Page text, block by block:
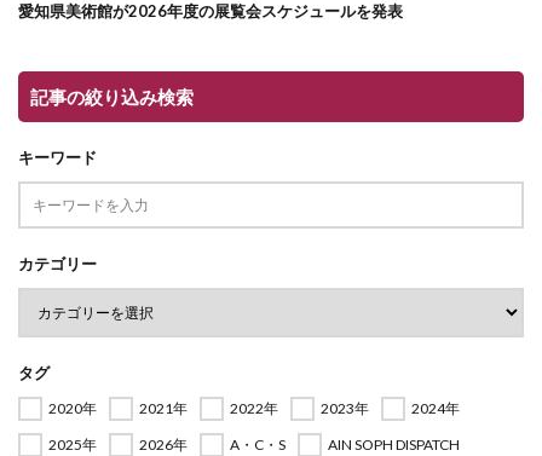
愛知県美術館が2026年度の展覧会スケジュールを発表
記事の絞り込み検索
キーワード
カテゴリー
タグ
2020年 2021年 2022年 2023年
2024年
2025年
2026年 A・C・S
AIN SOPH DISPATCH